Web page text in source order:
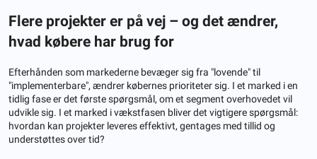
Flere projekter er på vej – og det ændrer,
hvad købere har brug for
Efterhånden som markederne bevæger sig fra "lovende" til
"implementerbare", ændrer købernes prioriteter sig. I et marked i en
tidlig fase er det første spørgsmål, om et segment overhovedet vil
udvikle sig. I et marked i vækstfasen bliver det vigtigere spørgsmål:
hvordan kan projekter leveres effektivt, gentages med tillid og
understøttes over tid?